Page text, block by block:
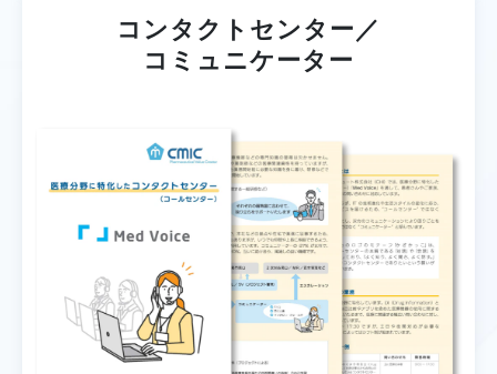
コンタクトセンター／
コミュニケーター